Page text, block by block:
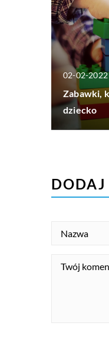
02-02-2022
Zabawki,
dziecko